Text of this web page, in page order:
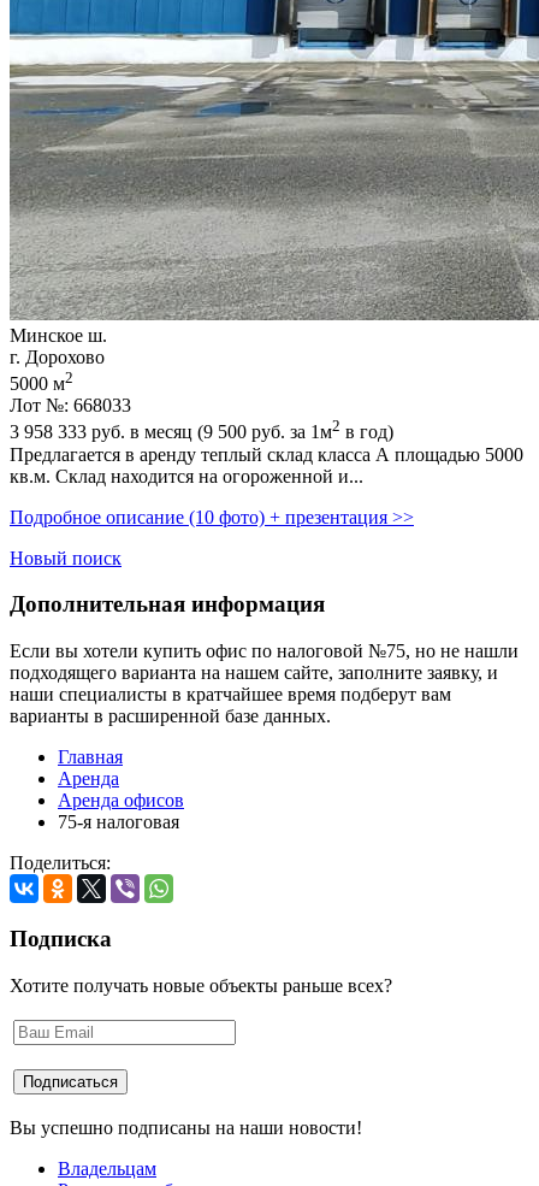
Минское ш.
г. Дорохово
5000 м2
Лот №: 668033
3 958 333 руб. в месяц (9 500 руб. за 1м2 в год)
Предлагается в аренду теплый склад класса А площадью 5000
кв.м. Склад находится на огороженной и...
Подробное описание (10 фото) + презентация >>
Новый поиск
Дополнительная информация
Если вы хотели купить офис по налоговой №75, но не нашли
подходящего варианта на нашем сайте, заполните заявку, и
наши специалисты в кратчайшее время подберут вам
варианты в расширенной базе данных.
Главная
Аренда
Аренда офисов
75-я налоговая
Поделиться:
Подписка
Хотите получать новые объекты раньше всех?
Вы успешно подписаны на наши новости!
Владельцам